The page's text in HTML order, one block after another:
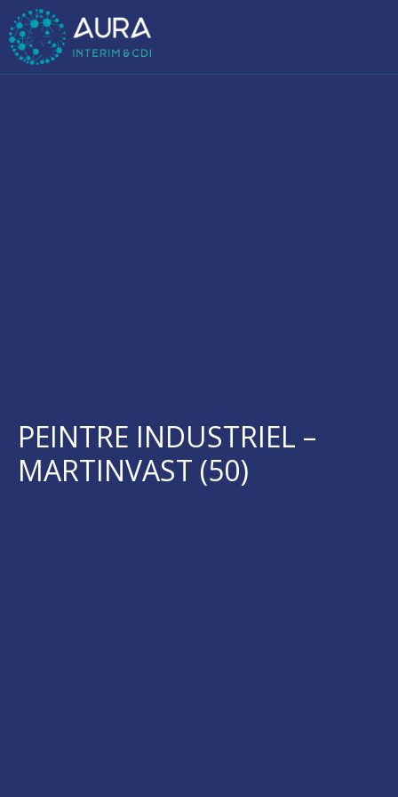
PEINTRE INDUSTRIEL –
MARTINVAST (50)